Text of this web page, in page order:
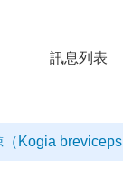
訊息列表
Kogia breviceps